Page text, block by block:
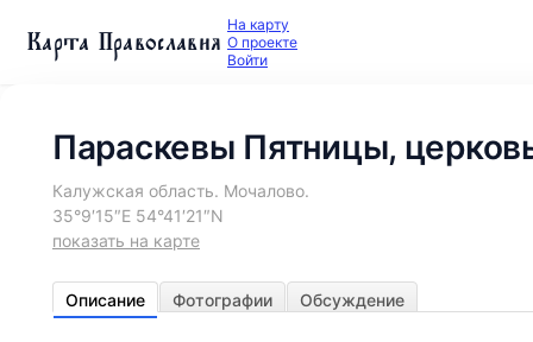
Карта Православия На карту
О проекте
Войти
Параскевы Пятницы,
Калужская область. Мочалово.
35°9′15″E 54°41′21″N
показать на карте
Описание Фотографии Обсуждение